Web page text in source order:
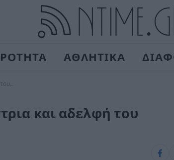
ΑΘΛΗΤΙΚΑ
και αδελφή του